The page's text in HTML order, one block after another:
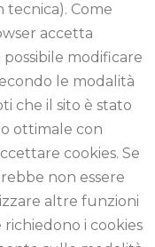
Come
accetta
modificare
le modalità
che il sito è stato
ottimale con
cookies. Se
non essere
altre funzioni
richiedono i cookies